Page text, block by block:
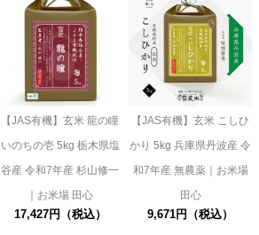
【JAS有機】玄米 龍の瞳
いのちの壱 5kg 栃木県塩
谷産 令和7年産 杉山修一
｜お米場 田心
17,427円（税込）
【JAS有機】玄米 こしひ
かり 5kg 兵庫県丹波産 令
和7年産 無農薬｜お米場
田心
9,671円（税込）